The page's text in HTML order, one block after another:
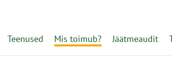
Teenused Mis toimub? Jäätmeaudit